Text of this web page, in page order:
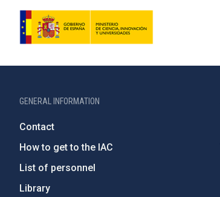
GENERAL INFORMATION
Contact
How to get to the IAC
List of personnel
Library